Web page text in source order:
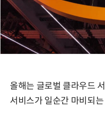
올해는 글로벌 클라우드
서비스가 일순간 마비되